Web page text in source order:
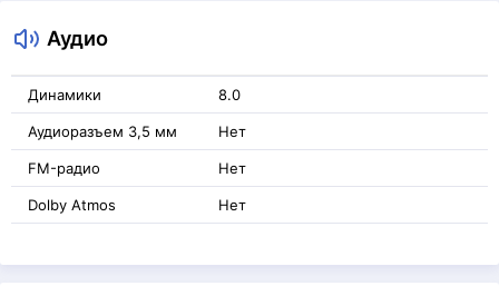
Аудио
Динамики 8.0
Аудиоразъем 3,5 мм Нет
FM-радио Нет
Dolby Atmos Нет